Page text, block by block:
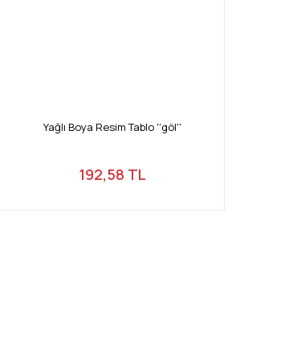
Yağlı Boya Resim Tablo ''göl''
192,58 TL